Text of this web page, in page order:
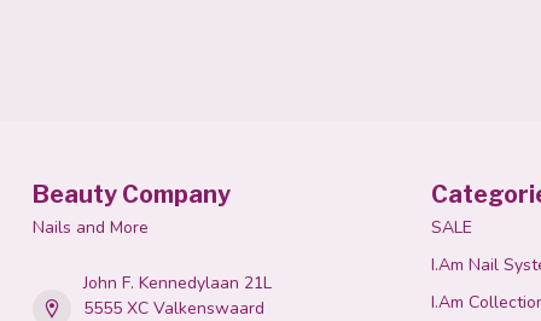
Beauty Company
Nails and More
John F. Kennedylaan 21L
5555 XC Valkenswaard
SALE
I.Am Nail
I.Am